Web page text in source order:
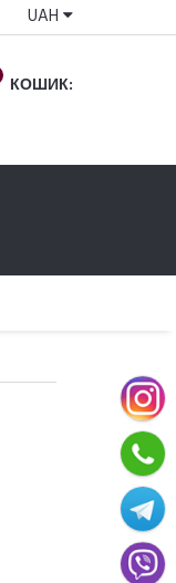
UAH
КОШИК: